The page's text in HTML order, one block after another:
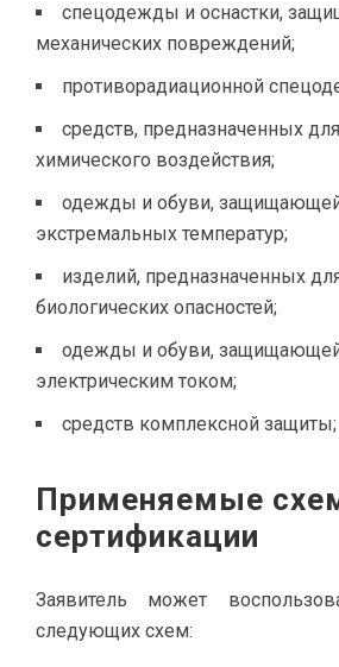
спецодежды и оснастки,
механических повреждений;
противорадиационной
средств, предназначенных
химического воздействия;
одежды и обуви,
экстремальных температур;
изделий, предназначенных
биологических опасностей;
одежды и обуви,
электрическим током;
средств комплексной защиты;
Применяемые
сертификации
Заявитель может
следующих схем: